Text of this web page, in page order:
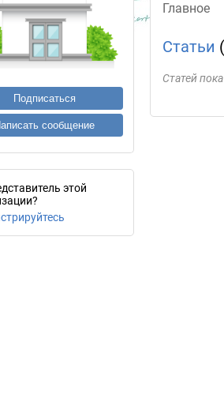
Подписаться
сообщение
этой
Главное
Статьи
Статей